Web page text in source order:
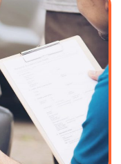
vez mais cresce
Brasil – segundo